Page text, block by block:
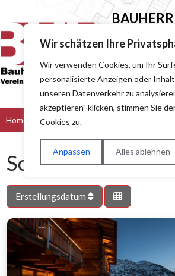
Wir schätzen Ihre
Wir verwenden Cookies, um Ihr
personalisierte Anzeigen oder
unseren Datenverkehr zu
akzeptieren" klicken, stimmen Sie
Cookies zu.
Anpassen Alles ablehnen
Sie finden
Suchen nach
Home Bau & Handwerk
Schlagwort:
Erstellungsdatum